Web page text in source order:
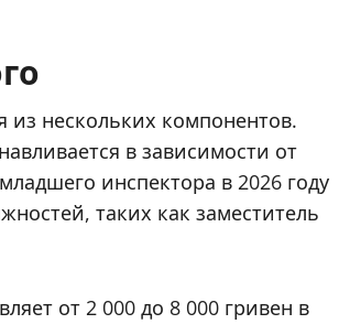
нескольких компонентов.
в зависимости от
инспектора в 2026 году
таких как заместитель
от 2 000 до 8 000 гривен в